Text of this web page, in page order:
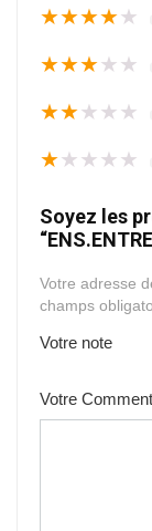
★★★★★
★★★★★
★★★★★
★★★★★
Soyez les
Votre adresse
champs
Votre note
Votre